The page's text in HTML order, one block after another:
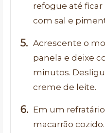
refogue até
com sal e
Acrescente o
panela e deixe
minutos.
creme de leite.
Em um
macarrão